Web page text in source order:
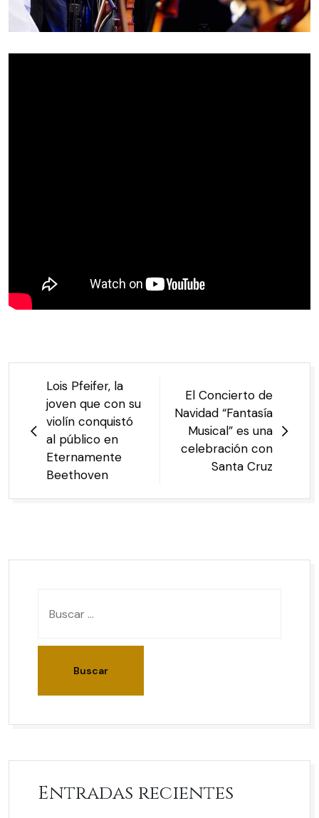
Lois Pfeifer, la
joven que con su
violín conquistó
al público en
Eternamente
Beethoven
El Concierto de
Navidad “Fantasía
Musical” es una
celebración con
Santa Cruz
Entradas recientes